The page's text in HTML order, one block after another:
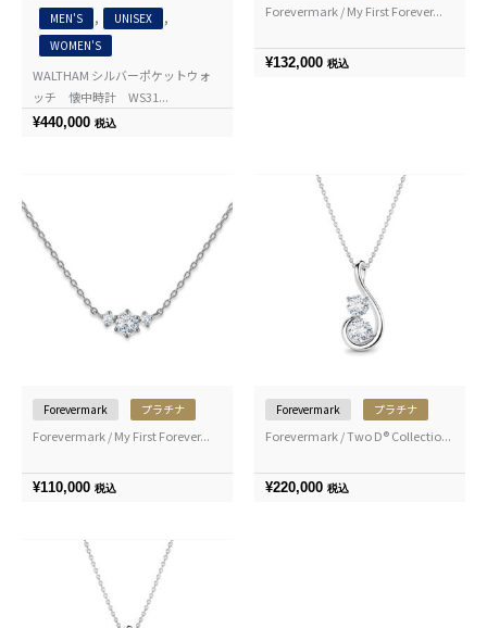
MEN'S , UNISEX ,
WOMEN'S
WALTHAM シルバーポケットウォ
ッチ 懐中時計 WS31...
¥440,000 税込
Forevermark / My First Forever...
¥132,000 税込
Forevermark プラチナ
Forevermark / My First Forever...
¥110,000 税込
Forevermark プラチナ
Forevermark / Two D® Collectio...
¥220,000 税込